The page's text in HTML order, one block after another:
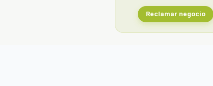
Reclamar negocio